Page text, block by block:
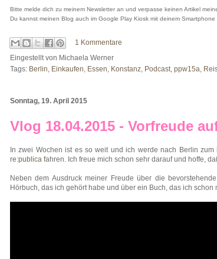
Bitte melde dich zu meinem Newsletter an und verpasse keinen Artikel
Du kannst meinen Blog auch im Google Play Kiosk mit deinem
1 Kommentare
Eingestellt von Michaela Werner
Tags: Berlin Einkaufen Essen Konstanz Podcast ppw15a
Sonntag, 19. April 2015
Vlog 18.04.2015 - Vorfreude
In zwei Wochen ist es so weit und ich werde nach Berlin zum
re:publica fahren. Ich freue mich schon sehr darauf und hoffe,
Neben dem Ausdruck meiner Freude über die
Hörbuch, das ich gehört habe und über ein Buch, das ich schon